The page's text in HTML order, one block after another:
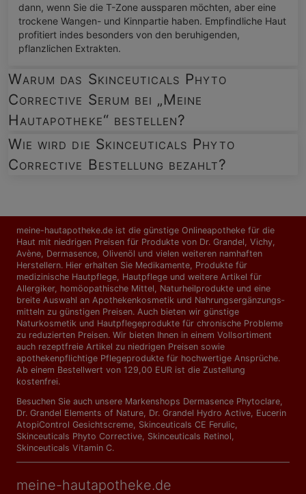
dann, wenn Sie die T-Zone aussparen möchten, aber eine
trockene Wangen- und Kinnpartie haben. Empfindliche Haut
profitiert indes besonders von den beruhigenden,
pflanzlichen Extrakten.
Warum das Skinceuticals Phyto
Corrective Serum bei „Meine
Hautapotheke“ bestellen?
Wie wird die Skinceuticals Phyto
Corrective Bestellung bezahlt?
meine-hautapotheke.de ist die günstige Onlineapotheke für die
Haut mit niedrigen Preisen für Produkte von Dr. Grandel, Vichy,
Avène, Dermasence, Olivenöl und vielen weiteren namhaften
Herstellern. Hier erhalten Sie Medikamente, Produkte für
medizinische Hautpflege, Hautpflege und weitere Artikel für
Allergiker, homöopathische Mittel, Naturheilprodukte und eine
breite Auswahl an Apothekenkosmetik und Nahrungs­ergänzungs­
mitteln zu günstigen Preisen. Auch bieten wir günstige
Naturkosmetik und Hautpflegeprodukte für chronische Probleme
zu reduzierten Preisen. Wir bieten Ihnen in einem Vollsortiment
auch rezeptfreie Artikel zu niedrigen Preisen sowie
apothekenpflichtige Pflegeprodukte für hochwertige Ansprüche.
Ab einem Bestellwert von 129,00 EUR ist die Zustellung
kostenfrei.
Besuchen Sie auch unsere Markenshops Dermasence Phytoclare
Dr. Grandel Elements of Nature Dr. Grandel Hydro Active Eucerin
AtopiControl Gesichtscreme Skinceuticals CE Ferulic
Skinceuticals Phyto Corrective Skinceuticals Retinol
Skinceuticals Vitamin C.
meine-hautapotheke.de